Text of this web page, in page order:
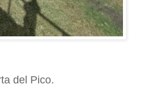
del Pico.